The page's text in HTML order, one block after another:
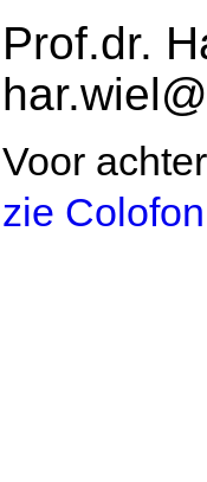
Prof.dr.
Voor
zie Colofon